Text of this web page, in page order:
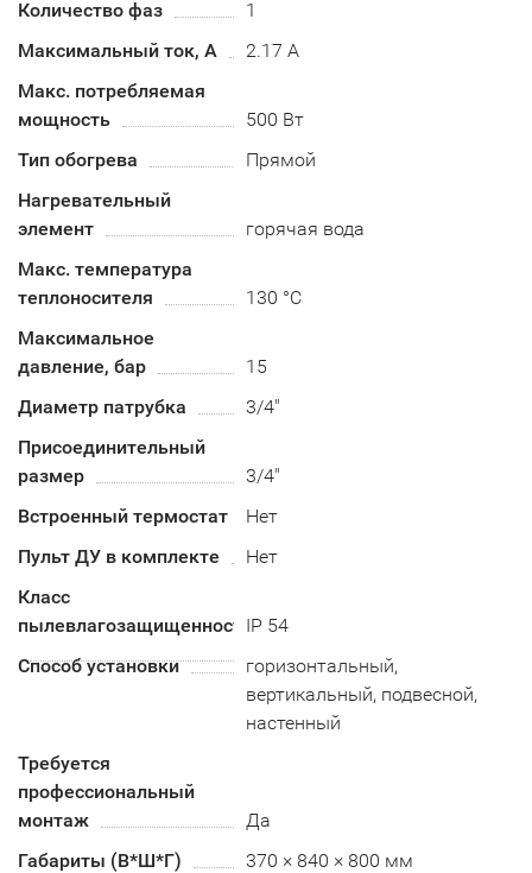
Количество фаз
1
Максимальный ток, А
2.17 А
Макс. потребляемая
мощность
500 Вт
Тип обогрева
Прямой
Нагревательный
элемент
горячая вода
Макс. температура
теплоносителя
130 °C
Максимальное
давление, бар
15
Диаметр патрубка
3/4"
Присоединительный
размер
3/4"
Встроенный термостат
Нет
Пульт ДУ в комплекте
Нет
Класс
пылевлагозащищенностиIP 54
Способ установки
горизонтальный,
вертикальный, подвесной,
настенный
Требуется
профессиональный
монтаж
Да
Габариты (В*Ш*Г)
370 × 840 × 800 мм